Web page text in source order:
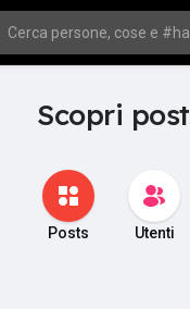
Scopri post
Posts Utenti